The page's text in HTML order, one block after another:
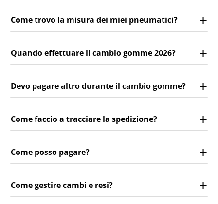
Come trovo la misura dei miei pneumatici?
Quando effettuare il cambio gomme 2026?
Devo pagare altro durante il cambio gomme?
Come faccio a tracciare la spedizione?
Come posso pagare?
Come gestire cambi e resi?